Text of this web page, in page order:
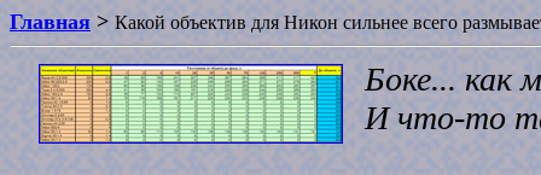
Главная > Какой объектив для Никон сильнее всего
Боке... как
И что-то